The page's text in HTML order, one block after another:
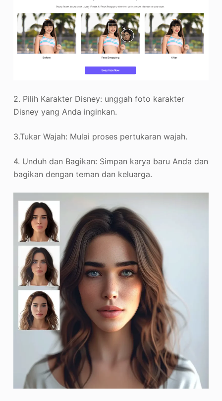
2. Pilih Karakter Disney: unggah foto karakter
Disney yang Anda inginkan.
3.Tukar Wajah: Mulai proses pertukaran wajah.
4. Unduh dan Bagikan: Simpan karya baru Anda dan
bagikan dengan teman dan keluarga.